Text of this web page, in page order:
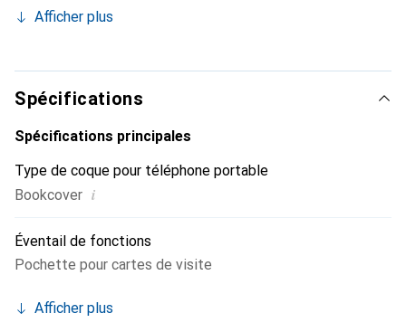
peau. Elle devient un accessoire chic et incontournable
ses produits de haute qualité, la marque Noreve est un
choix fiable pour une clientèle exigeante.
Afficher plus
Spécifications
Spécifications principales
Type de coque pour téléphone portable
Bookcover i
Éventail de fonctions
Pochette pour cartes de visite
Afficher plus